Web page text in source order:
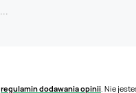
regulamin dodawania opinii . Nie